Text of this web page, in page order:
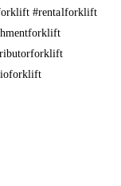
#rentalforklift